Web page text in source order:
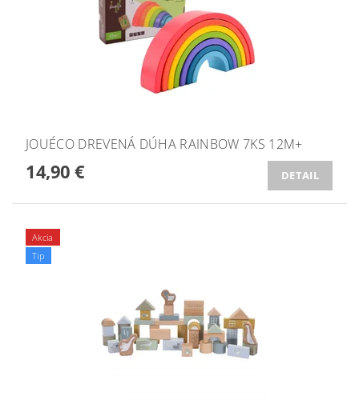
JOUÉCO DREVENÁ DÚHA RAINBOW 7KS 12M+
14,90 € DETAIL
Akcia
Tip